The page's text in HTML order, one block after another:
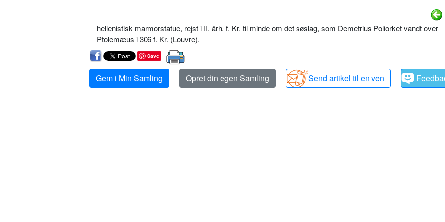
hellenistisk marmorstatue, rejst i II. årh. f. Kr. til minde om det søslag, som Demetrius Poliorket vandt over
Ptolemæus i 306 f. Kr. (Louvre).
Save
Gem i Min Samling Opret din egen Samling Send artikel til en ven